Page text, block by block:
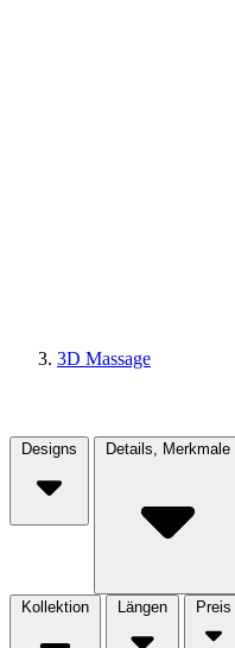
3D Massage
Designs Details, Merkmale
Kollektion Längen Preis